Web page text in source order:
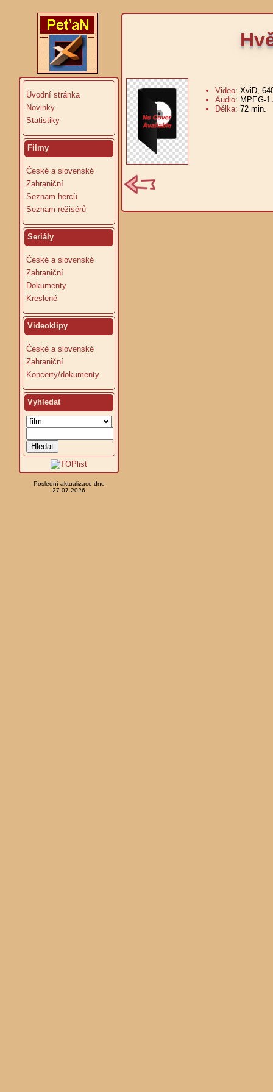
Úvodní stránka
Novinky
Statistiky
Filmy
České a slovenské
Zahraniční
Seznam herců
Seznam režisérů
Seriály
České a slovenské
Zahraniční
Dokumenty
Kreslené
Videoklipy
České a slovenské
Zahraniční
Koncerty/dokumenty
Vyhledat
Poslední aktualizace dne
27.07.2026
Video: XviD,
Audio: MPEG-
Délka: 72 min.